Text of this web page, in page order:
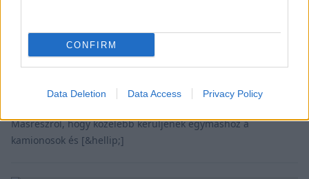
CONFIRM
Data Deletion Data Access Privacy Policy
jobban megismerkedniük egymással a cégeknek, vezetőiknek,
munkavállalóiknak, szervizeseknek. Közelebb hozzuk
&#8211; munkaadókat, szolgáltatókat &#8211; ügyfeleket.
Másrészről, hogy közelebb kerüljenek egymáshoz a
kamionosok és [&hellip;]